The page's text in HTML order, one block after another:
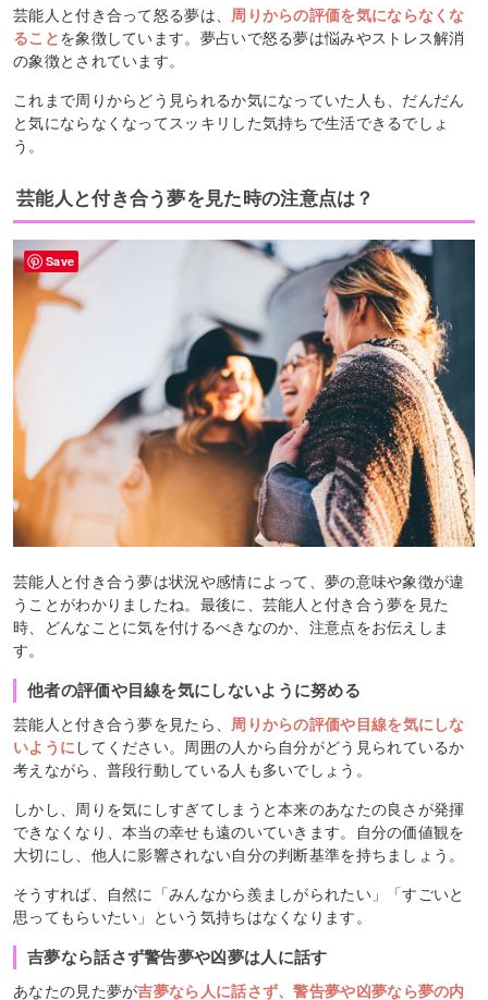
芸能人と付き合って怒る夢は、
周りからの評価を気にならなくな
ることを象徴しています。夢占いで怒る夢は悩みやストレス解消
の象徴とされています。
これまで周りからどう見られるか気になっていた人も、だんだん
と気にならなくなってスッキリした気持ちで生活できるでしょ
う。
芸能人と付き合う夢を見た時の注意点は？
芸能人と付き合う夢は状況や感情によって、夢の意味や象徴が違
うことがわかりましたね。最後に、芸能人と付き合う夢を見た
時、どんなことに気を付けるべきなのか、注意点をお伝えしま
す。
他者の評価や目線を気にしないように努める
芸能人と付き合う夢を見たら、 周りからの評価や目線を気にしな
いようにしてください。周囲の人から自分がどう見られているか
考えながら、普段行動している人も多いでしょう。
しかし、周りを気にしすぎてしまうと本来のあなたの良さが発揮
できなくなり、本当の幸せも遠のいていきます。自分の価値観を
大切にし、他人に影響されない自分の判断基準を持ちましょう。
そうすれば、自然に「みんなから羨ましがられたい」「すごいと
思ってもらいたい」という気持ちはなくなります。
吉夢なら話さず警告夢や凶夢は人に話す
あなたの見た夢が吉夢なら人に話さず、警告夢や凶夢なら夢の内
Save